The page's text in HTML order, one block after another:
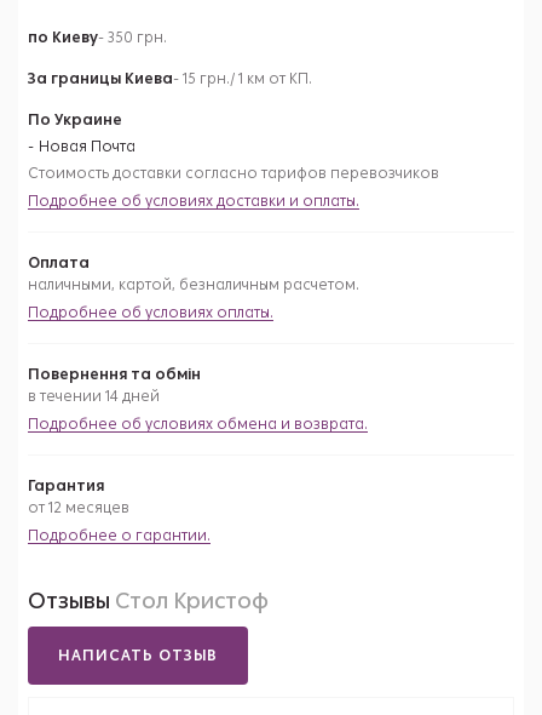
по Киеву- 350 грн.
За границы Киева- 15 грн./ 1 км от КП.
По Украине
Новая Почта
Стоимость доставки согласно тарифов перевозчиков
Подробнее об условиях доставки и оплаты.
Оплата
наличными, картой, безналичным расчетом.
Подробнее об условиях оплаты.
Повернення та обмін
в течении 14 дней
Подробнее об условиях обмена и возврата.
Гарантия
от 12 месяцев
Подробнее о гарантии.
Отзывы Стол Кристоф
НАПИСАТЬ ОТЗЫВ